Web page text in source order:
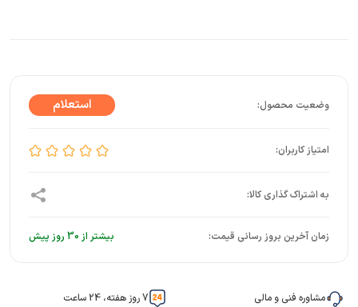
زمان آخرین بروز رسانی قیمت: بیشتر از 30 روز پیش
مشاوره فنی و مالی 7 روز هفته، 24 ساعت